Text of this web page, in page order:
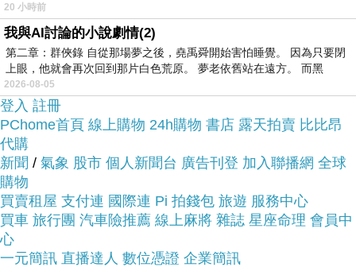
上網找了很多福利品 英國SKOOT拉風旅行摩托車
(兩色任選)評論跟比價的結果，還有哪裡買最便宜划
算，發現它真的很不錯!!
而且在網路上購買，
賞期，不滿意可以退貨也不用擔心買
貴!
服務這麼優，當然在網路購物最好啦~~你一定要來
看看福利品 英國SKOOT拉風旅行摩托車 (兩色任
選)~~
20 小時前
我與AI討論的小說劇情(2)
第二章：群俠錄 自從那場夢之後，堯禹舜開始害怕睡覺。 因為只要閉
上眼，他就會再次回到那片白色荒原。 夢老依舊站在遠方。 而黑
2026-08-05
登入 註冊
PChome首頁 線上購物 24h購物 書店 露天拍賣 比比昂
代購
新聞 / 氣象 股市 個人新聞台 廣告刊登 加入聯播網 全球
購物
買賣租屋 支付連 國際連 Pi 拍錢包 旅遊 服務中心
買車 旅行團 汽車險推薦 線上麻將 雜誌 星座命理 會員中
心
一元簡訊 直播達人 數位憑證 企業簡訊